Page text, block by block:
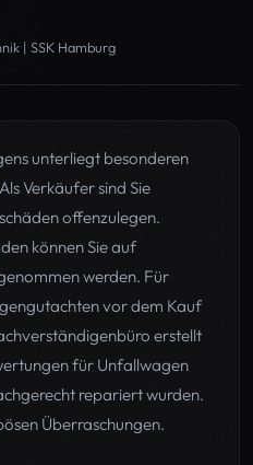
| SSK Hamburg
unterliegt besonderen
Verkäufer sind Sie
offenzulegen.
können Sie auf
werden. Für
vor dem Kauf
erstellt
für Unfallwagen
repariert wurden.
Überraschungen.